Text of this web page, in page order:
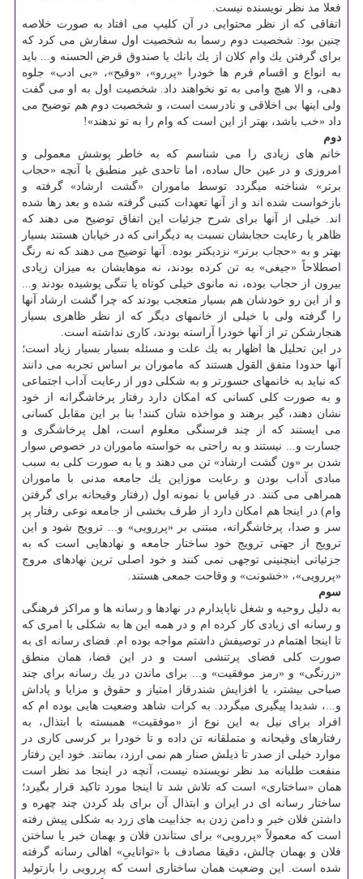
فعلا مد نظر نویسنده نیست.
اتفاقی كه از نظر محتوایی در آن كلیپ می افتاد به صورت خلاصه
چنین بود: شخصیت دوم رسما به شخصیت اول سفارش می كرد كه
برای گرفتن یك وام كلان از یك بانك یا صندوق قرض الحسنه و... باید
به انواع و اقسام فرم ها خودرا «پررو»، «وقیح»، «بی ادب» جلوه
دهی، و الا هیچ وامی به تو نخواهند داد. شخصیت اول به او می گفت
ولی اینها بی اخلاقی و نادرست است، و شخصیت دوم هم توضیح می
داد «خب باشد، بهتر از این است كه وام را به تو ندهند»!
دوم
خانم های زیادی را می شناسم كه به خاطر پوشش معمولی و
امروزی و در عین حال ساده، اما تاحدی غیر منطبق با آنچه «حجاب
برتر» شناخته میگردد توسط ماموران «گشت ارشاد» گرفته و
بازخواست شده اند و از آنها تعهدات كتبی گرفته شده و بعد رها شده
اند. خیلی از آنها برای شرح جزئیات این اتفاق توضیح می دهند كه
ظاهر یا رعایت حجابشان نسبت به دیگرانی كه در خیابان هستند بسیار
بهتر و به «حجاب برتر» نزدیكتر بوده. آنها توضیح می دهند كه نه رنگ
اصطلاحاً «جیغی» به تن كرده بودند، نه موهایشان به میزان زیادی
بیرون از حجاب بوده، نه مانوی خیلی كوتاه یا تنگی پوشیده بودند و...
و از این رو خودشان هم بسیار متعجب بودند كه چرا گشت ارشاد آنها
را گرفته ولی با خیلی از خانمهای دیگر كه از نظر ظاهری بسیار
هنجارشكن تر از آنها خودرا آراسته بودند، كاری نداشته است.
در این تحلیل ها اظهار به یك علت و مسئله بسیار بسیار زیاد است؛
آنها حدودا متفق القول هستند كه ماموران بر اساس تجربه می دانند
كه نباید به خانمهای جسورتر و به شكلی دور از رعایت آداب اجتماعی
و به صورت كلی كسانی كه امكان دارد رفتار پرخاشگرانه از خود
نشان دهند، گیر برهند و مواخذه شان كنند! بنا بر این مقابل كسانی
می ایستند كه از چند فرسنگی معلوم است، اهل پرخاشگری و
جسارت و... نیستند و به راحتی به خواسته ماموران در خصوص سوار
شدن بر «ون گشت ارشاد» تن می دهند و یا به صورت كلی به سبب
مبادی آداب بودن و رعایت موزاین یك جامعه مدنی با ماموران
همراهی می كنند. در قیاس با نمونه اول (رفتار وقیحانه برای گرفتن
وام) در اینجا هم امكان دارد از طرف بخشی از جامعه نوعی رفتار پر
سر و صدا، پرخاشگرانه، مبتنی بر «پررویی» و... ترویج شود و این
ترویج از جهتی ترویج خود ساختار جامعه و نهادهایی است كه به
جزئیاتی اینچنینی توجهی نمی كنند و خود اصلی ترین نهادهای مروج
«پررویی»، «خشونت» و وقاحت جمعی هستند.
سوم
به دلیل روحیه و شغل ناپایدارم در نهادها و رسانه ها و مراكز فرهنگی
و رسانه ای زیادی كار كرده ام و در همه این ها به شكلی با امری كه
تا اینجا اهتمام در توصیفش داشتم مواجه بوده ام. فضای رسانه ای به
صورت كلی فضای پرتنشی است و در این فضا، همان منطق
«زرنگی» و «رمز موفقیت» و... برای ماندن در یك رسانه برای چند
صباحی بیشتر، یا افزایش شندرقاز امتیاز و حقوق و مزایا و پاداش
و...، شدیدا پیگیری میگردد. به كرات شاهد وضعیت هایی بوده ام كه
افراد برای نیل به این نوع از «موفقیت» همبسته با ابتذال، به
رفتارهای وقیحانه و متملقانه تن داده و تا خودرا بر كرسی كاری در
موارد خیلی از صدر تا ذیلش صنار هم نمی ارزد، بمانند. خود این رفتار
منفعت طلبانه مد نظر نویسنده نیست، آنچه در اینجا مد نظر است
همان «ساختاری» است كه تلاش شد تا اینجا مورد تاكید قرار بگیرد؛
ساختار رسانه ای در ایران و ابتذال آن برای بلد كردن چند چهره و
داشتن فلان خبر و دامن زدن به جذابیت های زرد به شكلی پیش رفته
است كه معمولاً «پررویی» برای ستاندن فلان و بهمان خبر یا ساختن
فلان و بهمان چالش، دقیقا مصادف با «تواناییِ» اهالی رسانه گرفته
شده است. این وضعیت همان ساختاری است كه پررویی را بازتولید